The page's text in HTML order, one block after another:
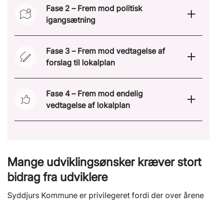
Fase 2 – Frem mod politisk
igangsætning
Fase 3 – Frem mod vedtagelse af
forslag til lokalplan
Fase 4 – Frem mod endelig
vedtagelse af lokalplan
Mange udviklingsønsker kræver stort
bidrag fra udviklere
Syddjurs Kommune er privilegeret fordi der over årene